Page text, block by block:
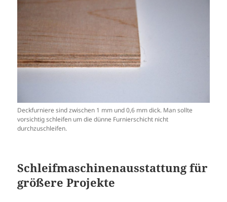
Deckfurniere sind zwischen 1 mm und 0,6 mm dick. Man sollte
vorsichtig schleifen um die dünne Furnierschicht nicht
durchzuschleifen.
Schleifmaschinenausstattung für
größere Projekte